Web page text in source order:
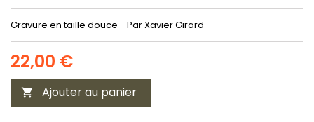
Gravure en taille douce - Par Xavier Girard
22,00 €
 Ajouter au panier